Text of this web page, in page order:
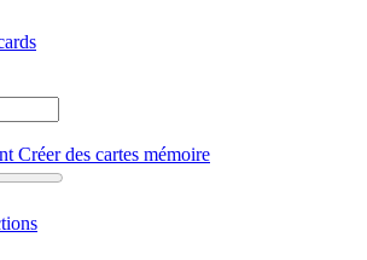
Créer des cartes mémoire